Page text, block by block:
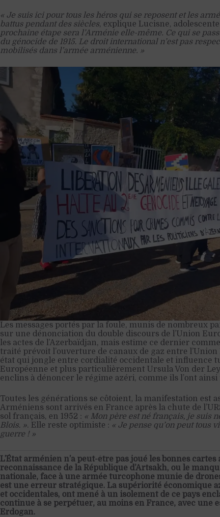
« Je suis ici pour tous les héros qui se reposent et les
battus pendant des siècles, explique Lucisne,
prochaine étape sera l’Arménie elle-même. Ce qui se
du génocide de 1915. Le droit international n’est pas
mobilisés dans l’armée arménienne. »
Les messages portés par la foule, munis de nombreux
sur une dénonciation du double discours de l’Union
les actes de l’Azerbaïdjan, mais estime ce dernier
traité prévoit l’ouverture de canaux de gaz entre
état qui jongle entre cordialité occidentale et influence
Européenne et plus particulièrement Ursula Von der
enclins à dénoncer le régime azéri, comme ils l’ont
Toutes les générations se côtoient, la manifestation est
Arméniens sont arrivés en France après la chute de
sol français, en 1952 : « Mon père est né français, je suis
Blois. ». Elle reste optimiste : « Je pense qu’on peut tous
guerre ! »
L’État arménien n’a peut-être pas joué les bonnes
reconnaissance de la République d’Artsakh, ou le
nationale, face à une armée turcophone munie de
est une erreur stratégique. La supériorité économique
et occidentales, ont mené à un isolement de ce pays
continue à se perpétuer, au moins en France, avec une
Erdogan.